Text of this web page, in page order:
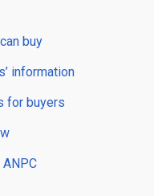
buy
information
for buyers
ANPC